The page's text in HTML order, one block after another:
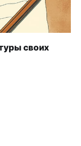
помогут
и
сценарий, в
своих